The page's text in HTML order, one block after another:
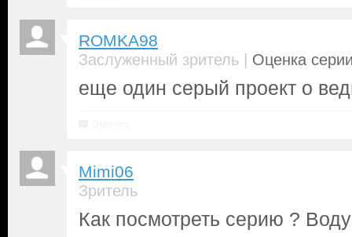
ROMKA98
Заслуженный зритель | Оценка
еще один серый проект о
Mimi06
Зритель
Как посмотреть серию ?